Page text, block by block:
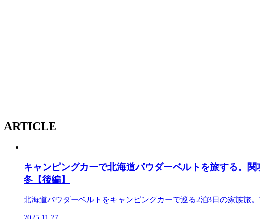
ARTICLE
キャンピングカーで北海道パウダーベルトを旅する。
冬【後編】
北海道パウダーベルトをキャンピングカーで巡る2泊3日の家族旅